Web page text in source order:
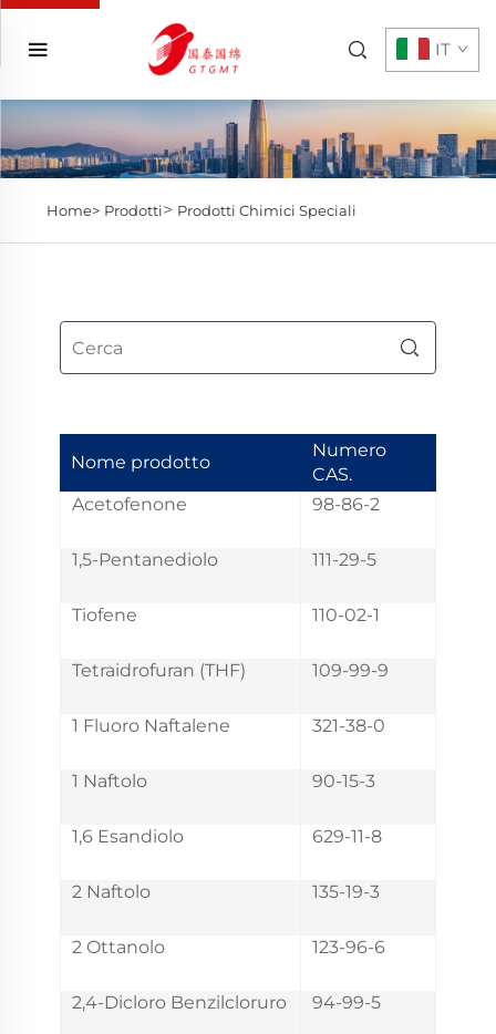
IT
Home> Prodotti> Prodotti Chimici Speciali
Nome prodotto
Numero
CAS.
Acetofenone
98-86-2
1,5-Pentanediolo 111-29-5
Tiofene 110-02-1
Tetraidrofuran (THF) 109-99-9
1 Fluoro Naftalene 321-38-0
1 Naftolo 90-15-3
1,6 Esandiolo 629-11-8
2 Naftolo 135-19-3
2 Ottanolo 123-96-6
2,4-Dicloro Benzilcloruro 94-99-5